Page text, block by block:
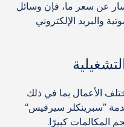
عن سعر ما، فإن وسائل
والبريد الإلكتروني
الأعمال بما في ذلك
”سبرينكلر سيرفيس“
المكالمات كبيرًا.